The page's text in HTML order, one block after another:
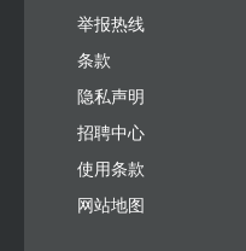
举报热线
条款
隐私声明
招聘中心
使用条款
网站地图